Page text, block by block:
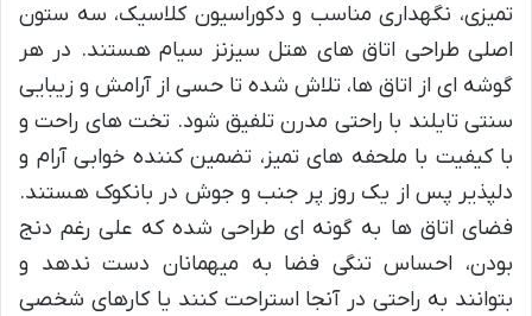
تمیزی، نگهداری مناسب و دکوراسیون کلاسیک، سه ستون
اصلی طراحی اتاق های هتل سیزنز سیام هستند. در هر
گوشه ای از اتاق ها، تلاش شده تا حسی از آرامش و زیبایی
سنتی تایلند با راحتی مدرن تلفیق شود. تخت های راحت و
با کیفیت با ملحفه های تمیز، تضمین کننده خوابی آرام و
دلپذیر پس از یک روز پر جنب و جوش در بانکوک هستند.
فضای اتاق ها به گونه ای طراحی شده که علی رغم دنج
بودن، احساس تنگی فضا به میهمانان دست ندهد و
بتوانند به راحتی در آنجا استراحت کنند یا کارهای شخصی